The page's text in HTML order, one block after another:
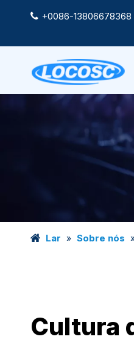
 +0086-13806678368
Lar » Sobre nós
Cultura